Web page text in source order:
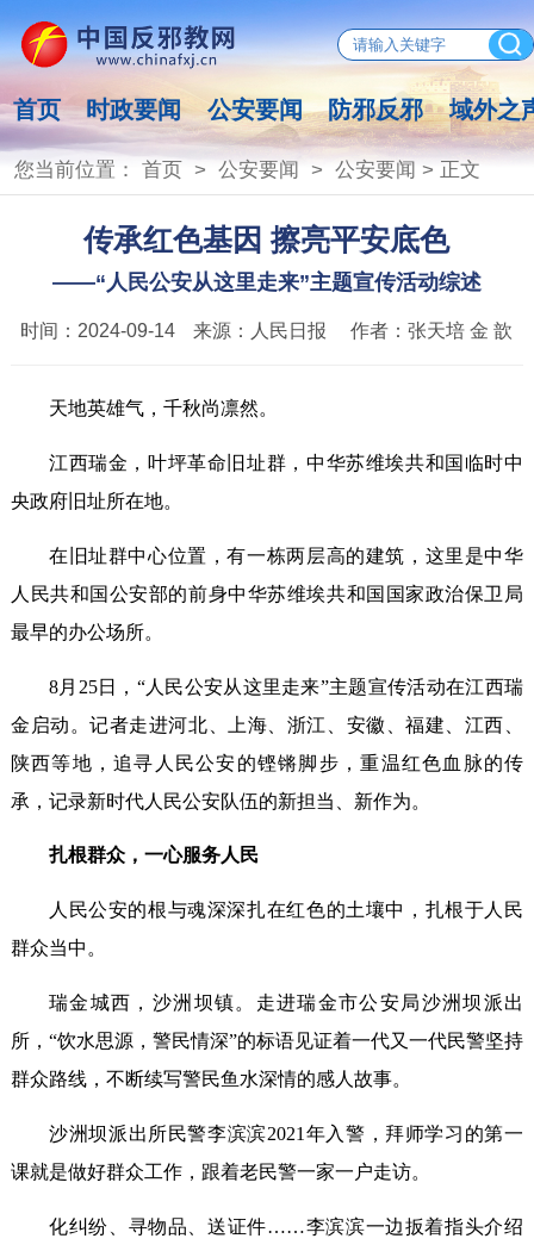
首页 时政要闻 公安要闻 防邪反邪 域外之
您当前位置： 首页> 公安要闻 > 公安要闻 > 正文
传承红色基因 擦亮平安底色
——“人民公安从这里走来”主题宣传活动综述
时间： 2024-09-14 来源： 人民日报 作者： 张天培 金 歆
天地英雄气，千秋尚凛然。
江西瑞金，叶坪革命旧址群，中华苏维埃共和国临时中
央政府旧址所在地。
在旧址群中心位置，有一栋两层高的建筑，这里是中华
人民共和国公安部的前身中华苏维埃共和国国家政治保卫局
最早的办公场所。
8月25日，“人民公安从这里走来”主题宣传活动在江西瑞
金启动。记者走进河北、上海、浙江、安徽、福建、江西、
陕西等地，追寻人民公安的铿锵脚步，重温红色血脉的传
承，记录新时代人民公安队伍的新担当、新作为。
扎根群众，一心服务人民
人民公安的根与魂深深扎在红色的土壤中，扎根于人民
群众当中。
瑞金城西，沙洲坝镇。走进瑞金市公安局沙洲坝派出
所，“饮水思源，警民情深”的标语见证着一代又一代民警坚持
群众路线，不断续写警民鱼水深情的感人故事。
沙洲坝派出所民警李滨滨2021年入警，拜师学习的第一
课就是做好群众工作，跟着老民警一家一户走访。
化纠纷、寻物品、送证件……李滨滨一边扳着指头介绍